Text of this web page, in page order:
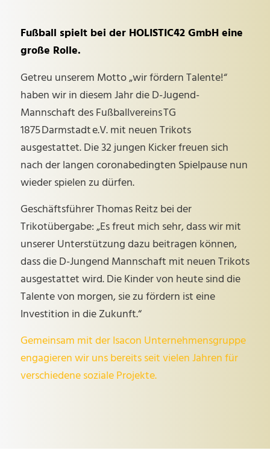
Fußball spielt bei der HOLISTIC42 GmbH eine
große Rolle.
Getreu unserem Motto „wir fördern Talente!“
haben wir in diesem Jahr die D-Jugend-
Mannschaft des Fußballvereins TG
1875 Darmstadt e.V. mit neuen Trikots
ausgestattet. Die 32 jungen Kicker freuen sich
nach der langen coronabedingten Spielpause nun
wieder spielen zu dürfen.
Geschäftsführer Thomas Reitz bei der
Trikotübergabe: „Es freut mich sehr, dass wir mit
unserer Unterstützung dazu beitragen können,
dass die D-Jungend Mannschaft mit neuen Trikots
ausgestattet wird. Die Kinder von heute sind die
Talente von morgen, sie zu fördern ist eine
Investition in die Zukunft.“
Gemeinsam mit der Isacon Unternehmensgruppe
engagieren wir uns bereits seit vielen Jahren für
verschiedene soziale Projekte.